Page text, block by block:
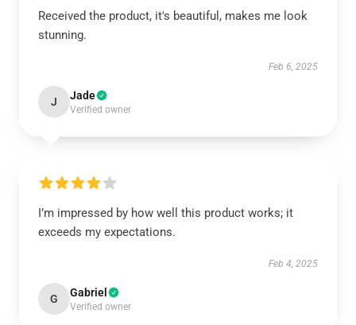
Received the product, it's beautiful, makes me look
stunning.
Feb 6, 2025
J Jade
Verified owner
I’m impressed by how well this product works; it
exceeds my expectations.
Feb 4, 2025
G Gabriel
Verified owner